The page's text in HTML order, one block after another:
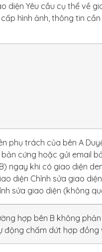
diện Yêu cầu cụ thể về
hình ảnh, thông tin
phụ trách của bên A
cứng hoặc gửi email
ngay khi có giao diện
diện Chỉnh sửa giao diện
sửa giao diện (không
hợp bên B không
động chấm dứt hợp